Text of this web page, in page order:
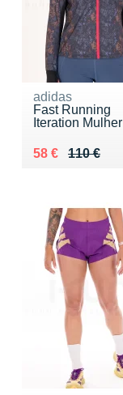
adidas
Fast Running
Iteration Mulher
110 €
Au lieu de 110 €
58 €
Vendu 58 €